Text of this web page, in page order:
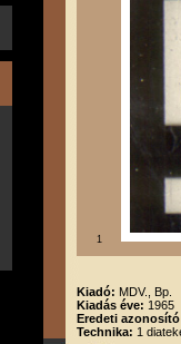
1
Kiadó: MDV., Bp.
Kiadás éve: 1965
Eredeti
Technika: 1